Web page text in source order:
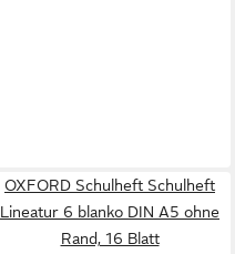
OXFORD Schulheft Schulheft
Lineatur 6 blanko DIN A5 ohne
Rand, 16 Blatt